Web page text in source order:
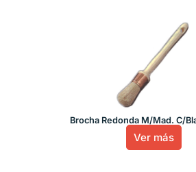
Brocha Redonda M/Mad. C/
Ver más